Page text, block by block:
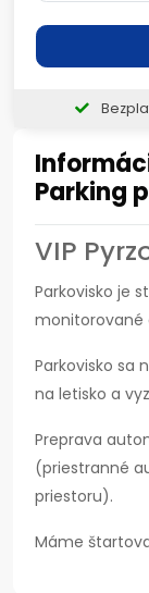
Parking
VIP
Parkovisko je
monitorované
Parkovisko sa
na letisko a
Preprava
(priestranné
priestoru).
Máme